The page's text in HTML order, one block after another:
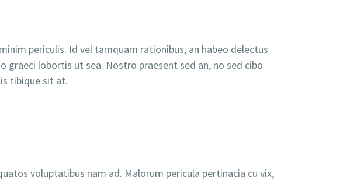
periculis. Id vel tamquam rationibus, an habeo delectus
lobortis ut sea. Nostro praesent sed an, no sed cibo
tibique sit at.
voluptatibus nam ad. Malorum pericula pertinacia cu vix,